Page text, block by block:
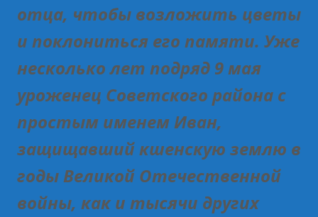
отца, чтобы возложить цветы
и поклониться его памяти. Уже
несколько лет подряд 9 мая
уроженец Советского района с
простым именем Иван,
защищавший кшенскую землю в
годы Великой Отечественной
войны, как и тысячи других